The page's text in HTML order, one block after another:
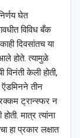
घेत
विविध बँक
दिवसांतच या
होते. त्यामुळे
विनंती केली होती,
ऍडमिनने तीन
ट्रान्स्फर न
मात्र त्यांना
हा प्रकार लक्षात